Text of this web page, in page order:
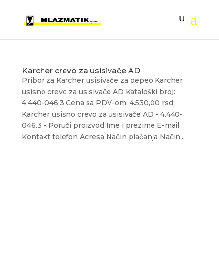
Karcher crevo za usisivače AD
Pribor za Karcher usisivače za pepeo Karcher
usisno crevo za usisivače AD Kataloški broj:
4.440-046.3 Cena sa PDV-om: 4.530,00 rsd
Karcher usisno crevo za usisivače AD - 4.440-
046.3 - Poruči proizvod Ime i prezime E-mail
Kontakt telefon Adresa Način plaćanja Način...